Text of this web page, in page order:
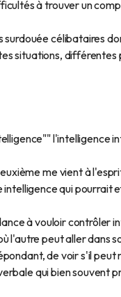
à trouver un
célibataires
situations, différentes
l'intelligence
me vient à
qui pourrait
à vouloir contrôler
l'autre peut aller dans
de voir s'il
qui bien souvent